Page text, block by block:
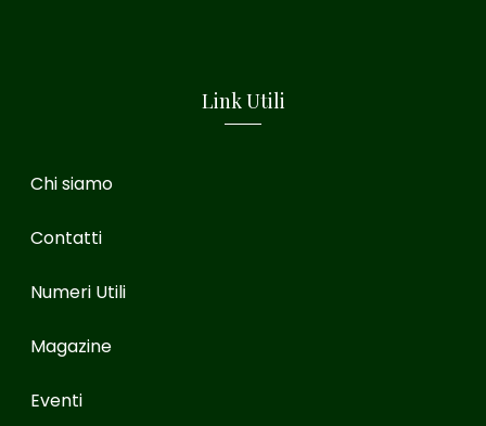
Link Utili
Chi siamo
Contatti
Numeri Utili
Magazine
Eventi